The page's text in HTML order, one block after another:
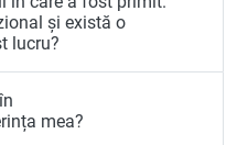
și există o
lucru?
mea?